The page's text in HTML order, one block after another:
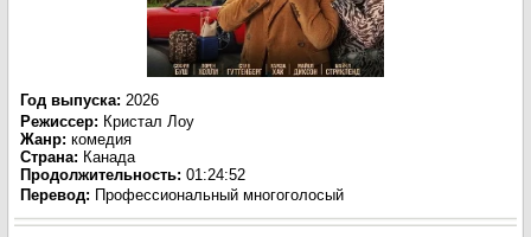
Год выпуска: 2026
Режиссер: Кристал Лоу
Жанр: комедия
Страна: Канада
Продолжительность: 01:24:52
Перевод: Профессиональный многоголосый